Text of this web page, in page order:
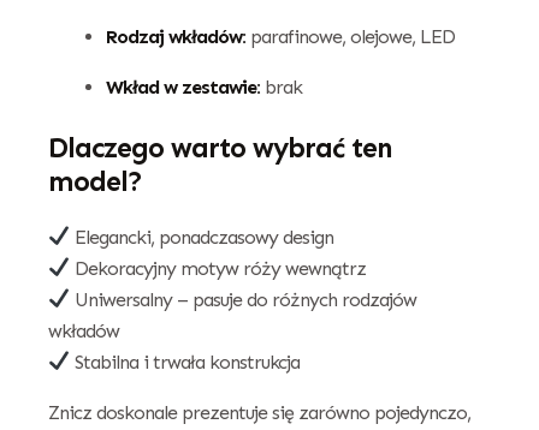
Rodzaj wkładów: parafinowe, olejowe, LED
Wkład w zestawie: brak
Dlaczego warto wybrać ten
model?
Elegancki, ponadczasowy design
Dekoracyjny motyw róży wewnątrz
Uniwersalny – pasuje do różnych rodzajów
wkładów
Stabilna i trwała konstrukcja
Znicz doskonale prezentuje się zarówno pojedynczo,